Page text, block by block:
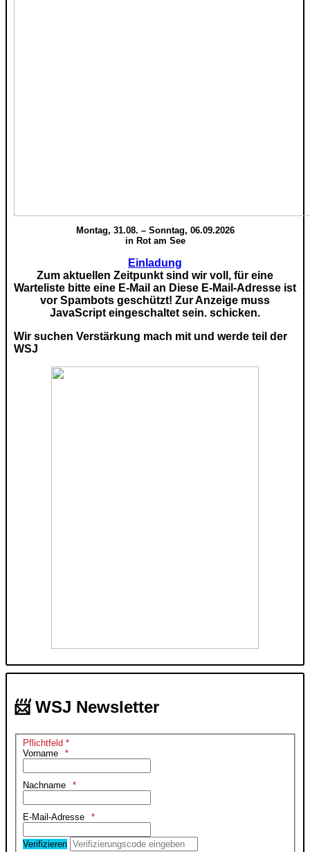
Montag, 31.08. – Sonntag, 06.09.2026
in Rot am See
Einladung
Zum aktuellen Zeitpunkt sind wir voll, für eine
Warteliste bitte eine E-Mail an Diese E-Mail-Adresse ist
vor Spambots geschützt! Zur Anzeige muss
JavaScript eingeschaltet sein. schicken.
Wir suchen Verstärkung mach mit und werde teil der
WSJ
📨 WSJ Newsletter
Pflichtfeld *
Vorname
Nachname
E-Mail-Adresse
Verifizieren